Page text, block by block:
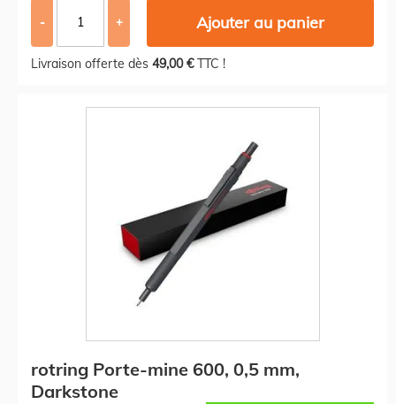
- + Ajouter au panier
Livraison offerte dès 49,00 €TTC !
rotring Porte-mine 600, 0,5 mm,
Darkstone